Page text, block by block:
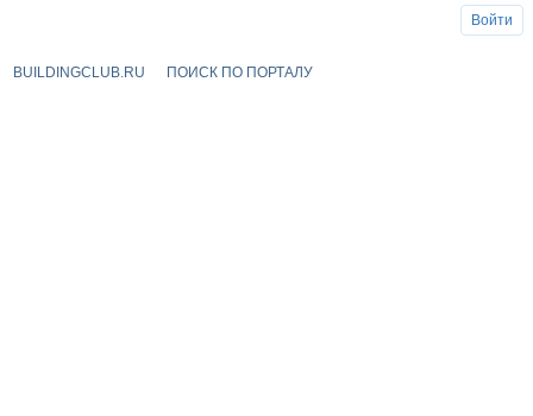
BUILDINGCLUB.RU ПОИСК ПО ПОРТАЛУ
Войти